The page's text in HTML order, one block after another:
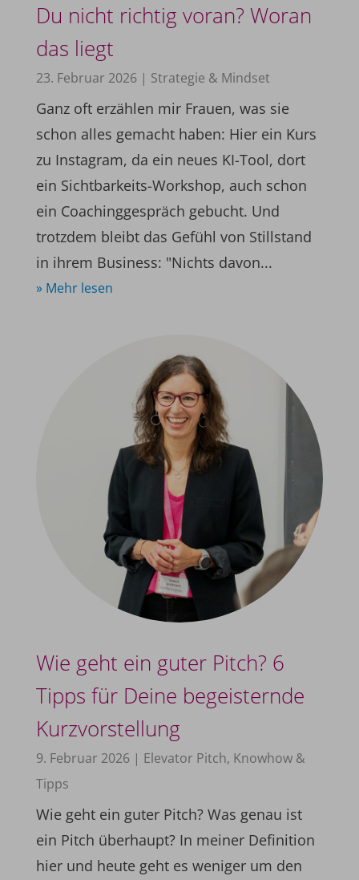
Du nicht richtig voran? Woran
das liegt
23. Februar 2026| Strategie & Mindset
Ganz oft erzählen mir Frauen, was sie
schon alles gemacht haben: Hier ein Kurs
zu Instagram, da ein neues KI-Tool, dort
ein Sichtbarkeits-Workshop, auch schon
ein Coachinggespräch gebucht. Und
trotzdem bleibt das Gefühl von Stillstand
in ihrem Business: "Nichts davon...
» Mehr lesen
Wie geht ein guter Pitch? 6
Tipps für Deine begeisternde
Kurzvorstellung
9. Februar 2026| Elevator Pitch, Knowhow &
Tipps
Wie geht ein guter Pitch? Was genau ist
ein Pitch überhaupt? In meiner Definition
hier und heute geht es weniger um den